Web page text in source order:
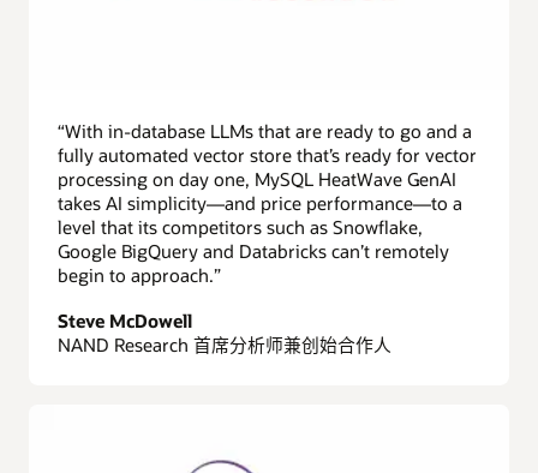
“With in-database LLMs that are ready to go and a
fully automated vector store that’s ready for vector
processing on day one, MySQL HeatWave GenAI
takes AI simplicity—and price performance—to a
level that its competitors such as Snowflake,
Google BigQuery and Databricks can’t remotely
begin to approach.”
Steve McDowell
NAND Research 首席分析师兼创始合作人